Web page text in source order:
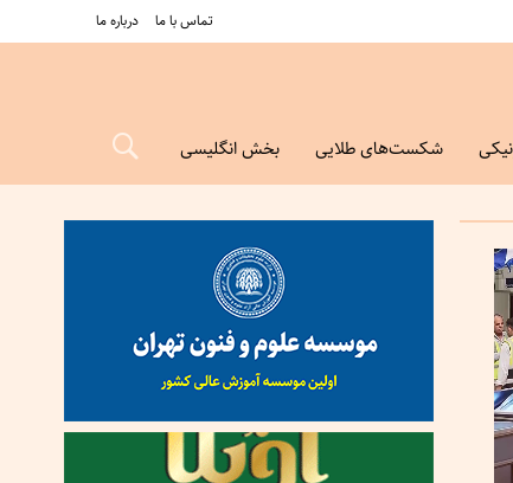
درباره ما تماس با ما
شکست‌های طلایی بخش انگلیسی